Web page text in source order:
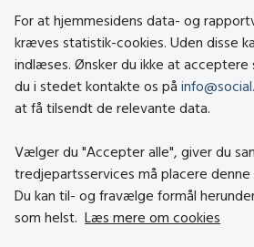
About social.dk
Tilgængelighedserklæring
Om brugen af cookies
Besøg også
For at hjemmesidens data- og
kræves statistik-cookies. Uden disse
indlæses. Ønsker du ikke at acceptere
du i stedet kontakte os på
at få tilsendt de relevante data.
Vælger du "Accepter alle", giver du
tredjepartsservices må placere
Du kan til- og fravælge formål
som helst. Læs mere om cookies